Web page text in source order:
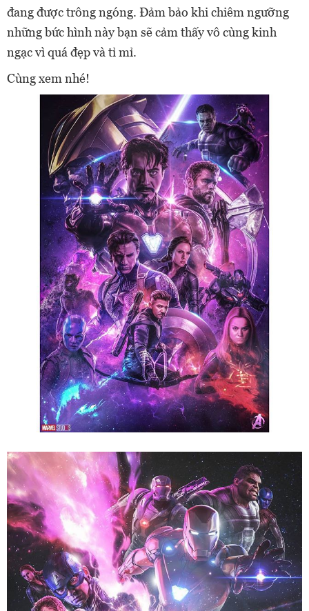
đang được trông ngóng. Đảm bảo khi chiêm ngưỡng
những bức hình này bạn sẽ cảm thấy vô cùng kinh
ngạc vì quá đẹp và tỉ mỉ.
Cùng xem nhé!